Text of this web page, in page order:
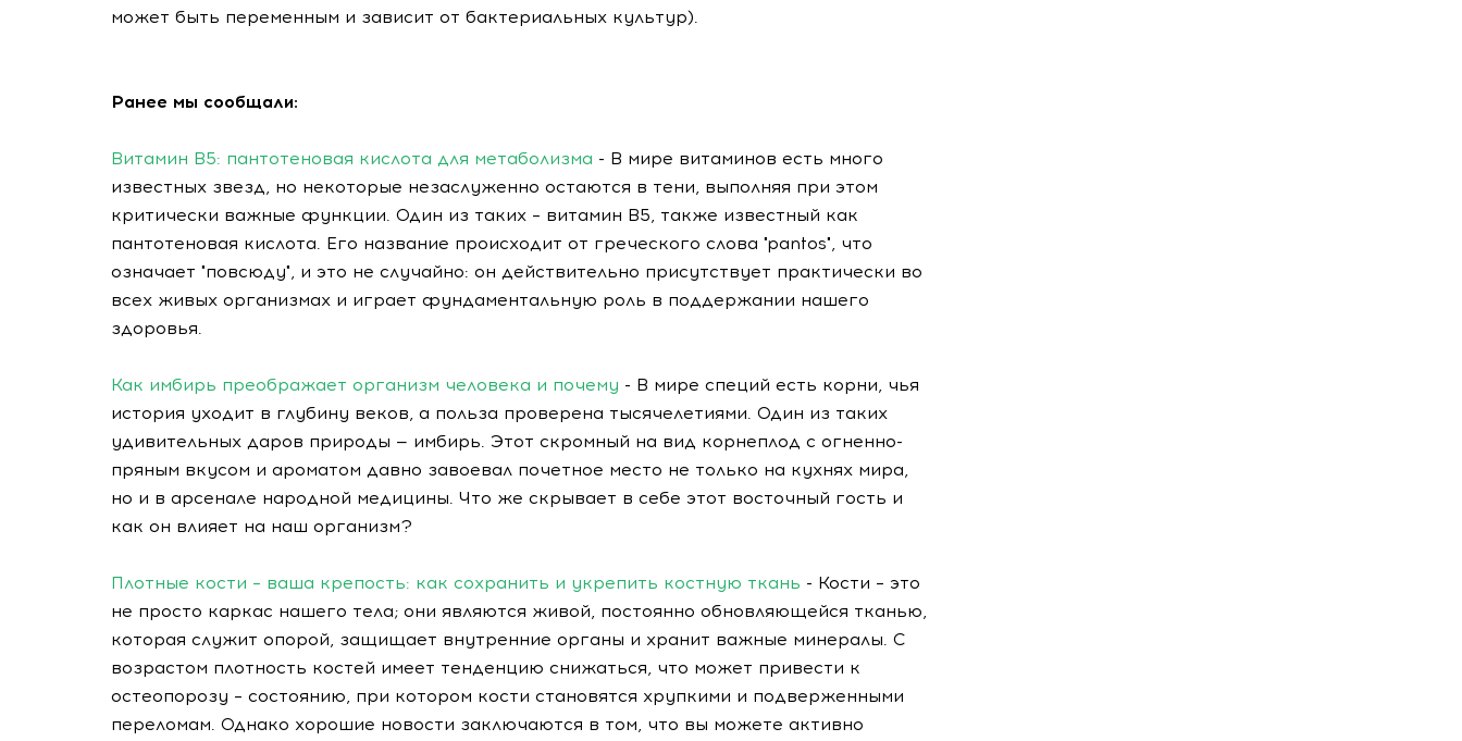
может быть переменным и зависит от бактериальных культур).
Ранее мы сообщали:
Витамин B5: пантотеновая кислота для метаболизма - В мире витаминов есть много
известных звезд, но некоторые незаслуженно остаются в тени, выполняя при этом
критически важные функции. Один из таких – витамин B5, также известный как
пантотеновая кислота. Его название происходит от греческого слова "pantos", что
означает "повсюду", и это не случайно: он действительно присутствует практически во
всех живых организмах и играет фундаментальную роль в поддержании нашего
здоровья.
Как имбирь преображает организм человека и почему - В мире специй есть корни, чья
история уходит в глубину веков, а польза проверена тысячелетиями. Один из таких
удивительных даров природы — имбирь. Этот скромный на вид корнеплод с огненно-
пряным вкусом и ароматом давно завоевал почетное место не только на кухнях мира,
но и в арсенале народной медицины. Что же скрывает в себе этот восточный гость и
как он влияет на наш организм?
Плотные кости – ваша крепость: как сохранить и укрепить костную ткань - Кости – это
не просто каркас нашего тела; они являются живой, постоянно обновляющейся тканью,
которая служит опорой, защищает внутренние органы и хранит важные минералы. С
возрастом плотность костей имеет тенденцию снижаться, что может привести к
остеопорозу – состоянию, при котором кости становятся хрупкими и подверженными
переломам. Однако хорошие новости заключаются в том, что вы можете активно